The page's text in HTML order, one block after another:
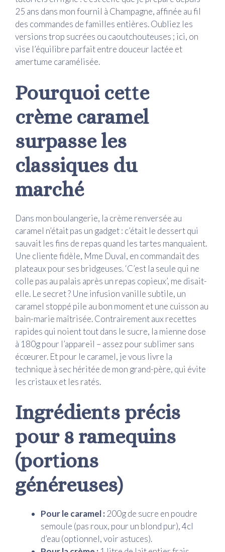
25 ans dans mon fournil à Champagne, affinée au fil
des commandes de familles entières. Oubliez les
versions trop sucrées ou caoutchouteuses ; ici, on
vise l’équilibre parfait entre douceur lactée et
amertume caramélisée.
Pourquoi cette
crème caramel
surpasse les
classiques du
marché
Dans mon boulangerie, la crème renversée au
caramel n’était pas un gadget : c’était le dessert qui
sauvait les fins de repas quand les tartes manquaient.
Une cliente fidèle, Mme Duval, en commandait des
plateaux pour ses bridgeuses. ‘C’est la seule qui ne
colle pas au palais après un repas copieux’, me disait-
elle. Le secret ? Une infusion vanille subtile, un
caramel stoppé pile au bon moment et une cuisson au
bain-marie maîtrisée. Contrairement aux recettes
rapides qui noient tout dans le sucre, la mienne dose
à 180g pour l’appareil – assez pour sublimer sans
écœurer. Et pour le caramel, je vous livre la
technique à sec héritée de mon grand-père, qui évite
les cristaux et les ratés.
Ingrédients précis
pour 8 ramequins
(portions
généreuses)
Pour le caramel : 200g de sucre en poudre
semoule (pas roux, pour un blond pur), 4cl
d’eau (optionnel, voir astuces).